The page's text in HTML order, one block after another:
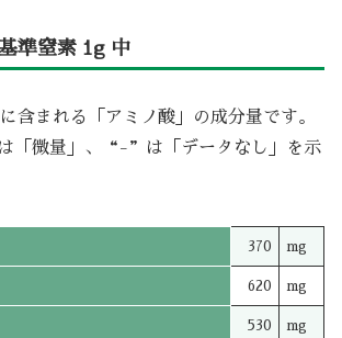
準窒素 1g 中
含まれる「アミノ酸」の成分量です。
微量」、“-”は「データなし」を示
370 mg
620 mg
530 mg